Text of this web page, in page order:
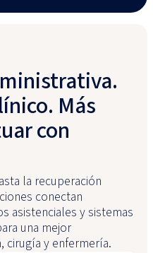
Más
con
la recuperación
conectan
asistenciales y sistemas
una mejor
cirugía y enfermería.